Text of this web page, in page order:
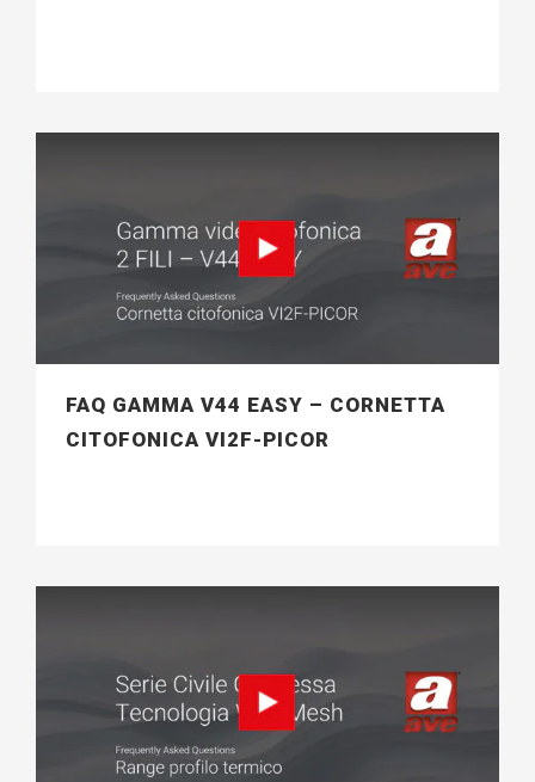
FAQ GAMMA V44 EASY – CORNETTA
CITOFONICA VI2F-PICOR